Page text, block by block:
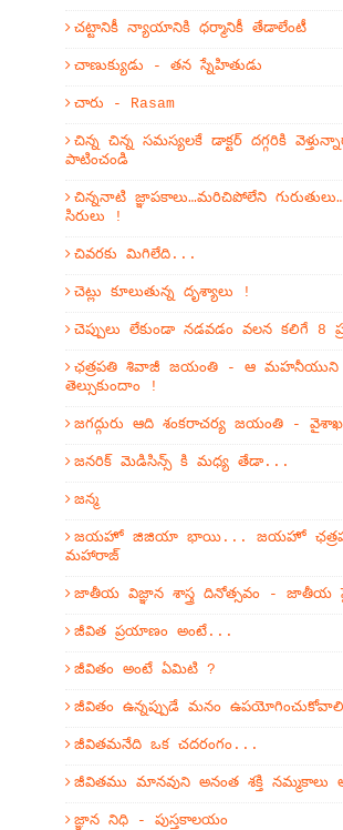
చట్టానికీ న్యాయానికి ధర్మానికీ తేడాలేంటీ
చాణుక్యుడు - తన స్నేహితుడు
చారు - Rasam
చిన్న చిన్న సమస్యలకే డాక్టర్ దగ్గరికి
పాటించండి
చిన్ననాటి జ్ఞాపకాలు…మరిచిపోలేని
సిరులు !
చివరకు మిగిలేది...
చెట్లు కూలుతున్న దృశ్యాలు !
చెప్పులు లేకుండా నడవడం వలన కలిగే 8
ఛత్రపతి శివాజీ జయంతి - ఆ మహనీయుని
తెల్సుకుందాం !
జగద్గురు ఆది శంకరాచర్య జయంతి - వైశాఖ
జనరిక్ మెడిసిన్స్ కి మధ్య తేడా...
జన్మ
జయహో జిజియా భాయి... జయహో
మహారాజ్
జాతీయ విజ్ఞాన శాస్త్ర దినోత్సవం - జాతీయ
జీవిత ప్రయాణం అంటే...
జీవితం అంటే ఏమిటి ?
జీవితం ఉన్నప్పుడే మనం
జీవితమనేది ఒక చదరంగం...
జీవితము మానవుని అనంత శక్తి నమ్మకాలు
జ్ఞాన నిధి - పుస్తకాలయం